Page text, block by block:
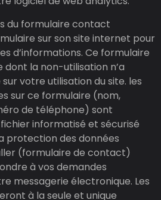
du formulaire contact
sur son site internet pour
d’informations. Ce formulaire
la non-utilisation n’a
votre utilisation du site. les
sur ce formulaire (nom,
de téléphone) sont
informatisé et sécurisé
protection des données
(formulaire de contact)
à vos demandes
messagerie électronique. Les
à la seule et unique